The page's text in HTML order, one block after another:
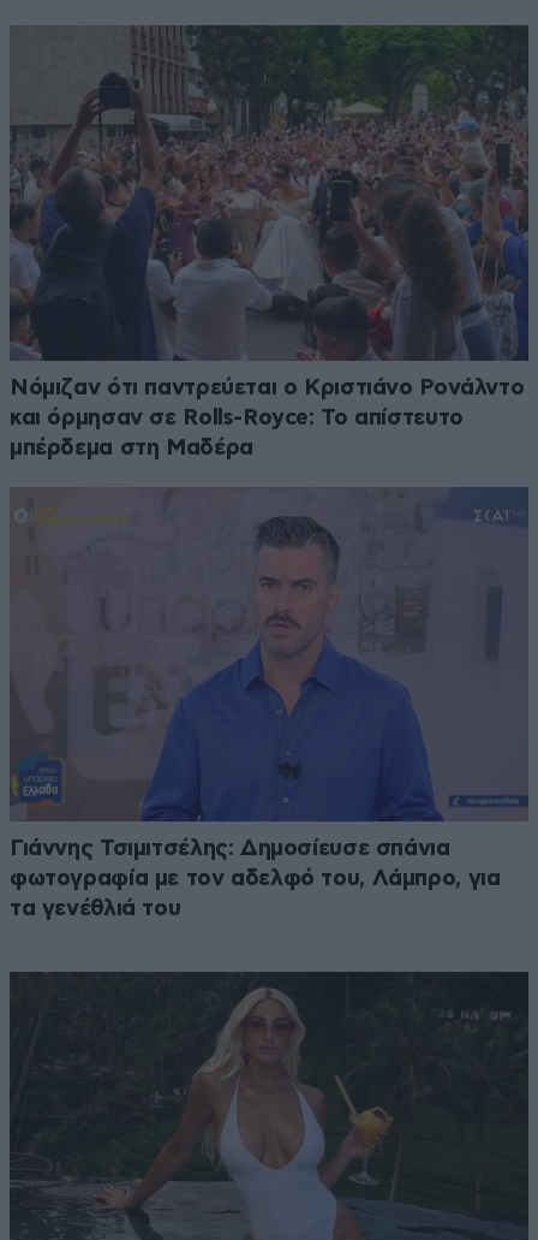
Νόμιζαν ότι παντρεύεται ο Κριστιάνο Ρονάλντο
και όρμησαν σε Rolls-Royce: Το απίστευτο
μπέρδεμα στη Μαδέρα
Γιάννης Τσιμιτσέλης: Δημοσίευσε σπάνια
φωτογραφία με τον αδελφό του, Λάμπρο, για
τα γενέθλιά του